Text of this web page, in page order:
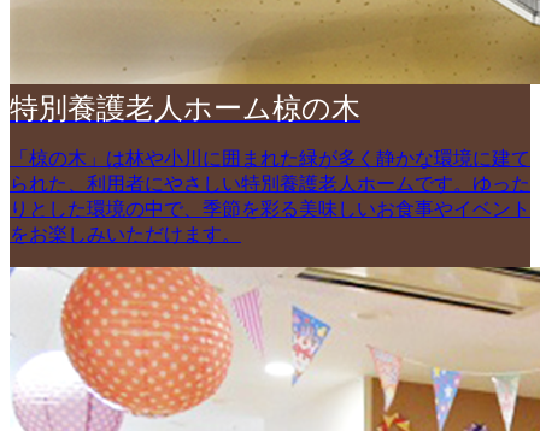
特別養護老人ホーム椋の木
「椋の木」は林や小川に囲まれた緑が多く静かな環境に建て
られた、利用者にやさしい特別養護老人ホームです。ゆった
りとした環境の中で、季節を彩る美味しいお食事やイベント
をお楽しみいただけます。